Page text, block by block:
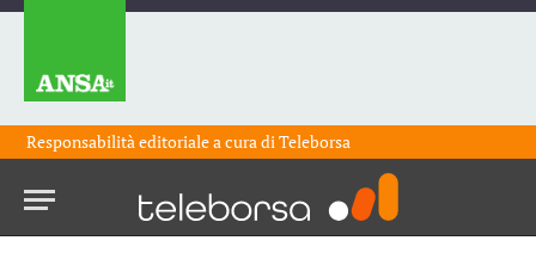
Responsabilità editoriale a cura diTeleborsa